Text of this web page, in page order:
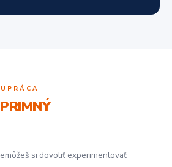
si dovoliť experimentovať